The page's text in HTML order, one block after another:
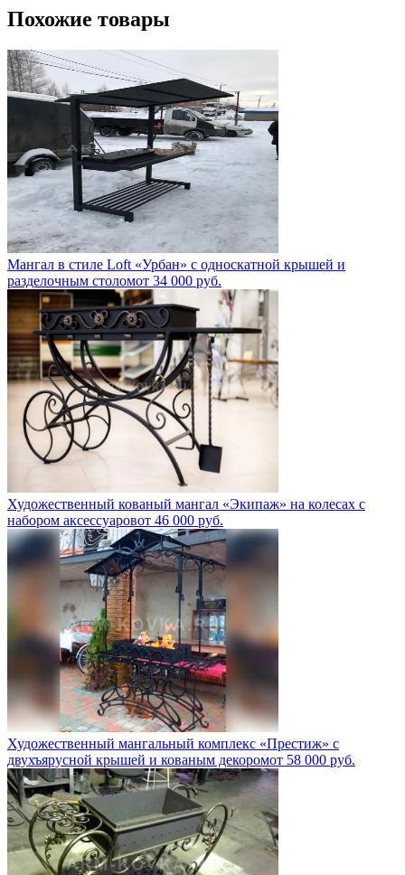
Похожие товары
Мангал в стиле Loft «Урбан» с односкатной крышей и
разделочным столомот 34 000 руб.
Художественный кованый мангал «Экипаж» на колесах с
набором аксессуаровот 46 000 руб.
Художественный мангальный комплекс «Престиж» с
двухъярусной крышей и кованым декоромот 58 000 руб.